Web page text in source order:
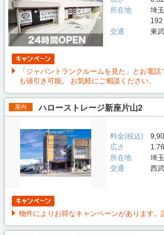
所在地
埼
交通
東
「ジャパントランクルームを見た」とお電
も値引き可能。 お気軽にご相談ください。
屋内 ハローストレージ新座片山2
料金(税込)
広さ
所在地
埼
交通
西
物件によりお得なキャンペーンがあります。